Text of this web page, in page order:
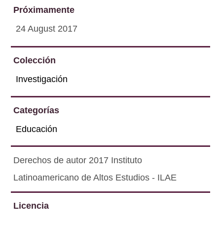
Próximamente
24 August 2017
Colección
Investigación
Categorías
Educación
Derechos de autor 2017 Instituto
Latinoamericano de Altos Estudios - ILAE
Licencia